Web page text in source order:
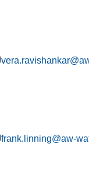
frank.linning@aw-